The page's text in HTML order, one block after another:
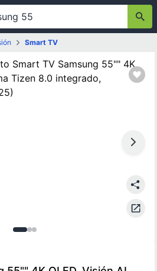
Smart TV
ImagenImagen
Imagen